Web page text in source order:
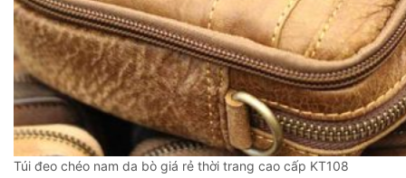
Túi đeo chéo nam da bò giá rẻ thời trang cao cấp KT108